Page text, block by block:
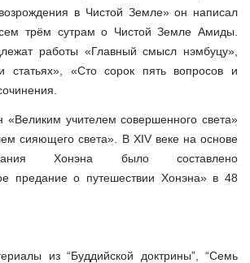
в Чистой Земле» он написал
трём сутрам о Чистой Земле Амиды.
работы «Главный смысл нэмбуцу»,
статьях», «Сто сорок пять вопросов и
«Великим учителем совершенного света»
сияющего света». В XIV веке на основе
Хонэна было составлено
предание о путешествии Хонэна» в 48
из “Буддийской доктрины”, “Семь